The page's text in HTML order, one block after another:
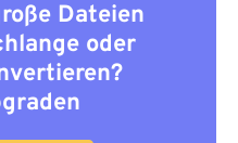
Dateien
oder